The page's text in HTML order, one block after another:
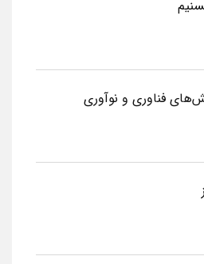
فناوری و نوآوری